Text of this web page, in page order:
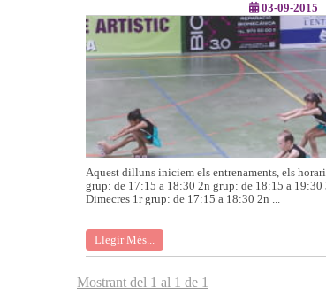
03-09-2015
Aquest dilluns iniciem els entrenaments, els
grup: de 17:15 a 18:30 2n grup: de 18:15 a
Dimecres 1r grup: de 17:15 a 18:30 2n ...
Llegir Més...
Mostrant del 1 al 1 de 1